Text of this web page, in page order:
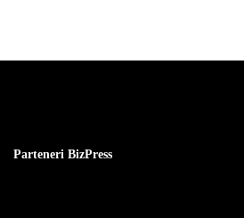
Parteneri BizPress